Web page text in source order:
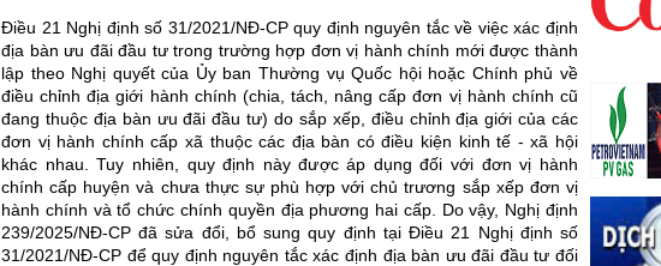
Điều 21 Nghị định số 31/2021/NĐ-CP quy định nguyên tắc về việc xác định
địa bàn ưu đãi đầu tư trong trường hợp đơn vị hành chính mới được thành
lập theo Nghị quyết của Ủy ban Thường vụ Quốc hội hoặc Chính phủ về
điều chỉnh địa giới hành chính (chia, tách, nâng cấp đơn vị hành chính cũ
đang thuộc địa bàn ưu đãi đầu tư) do sắp xếp, điều chỉnh địa giới của các
đơn vị hành chính cấp xã thuộc các địa bàn có điều kiện kinh tế - xã hội
khác nhau. Tuy nhiên, quy định này được áp dụng đối với đơn vị hành
chính cấp huyện và chưa thực sự phù hợp với chủ trương sắp xếp đơn vị
hành chính và tổ chức chính quyền địa phương hai cấp. Do vậy, Nghị định
239/2025/NĐ-CP đã sửa đổi, bổ sung quy định tại Điều 21 Nghị định số
31/2021/NĐ-CP để quy định nguyên tắc xác định địa bàn ưu đãi đầu tư đối